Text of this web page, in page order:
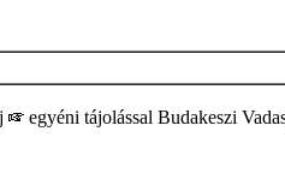
egyéni tájolással Budakeszi